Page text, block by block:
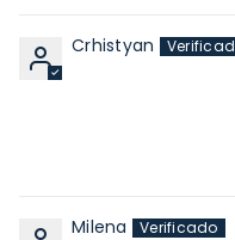
Crhistyan
Milena